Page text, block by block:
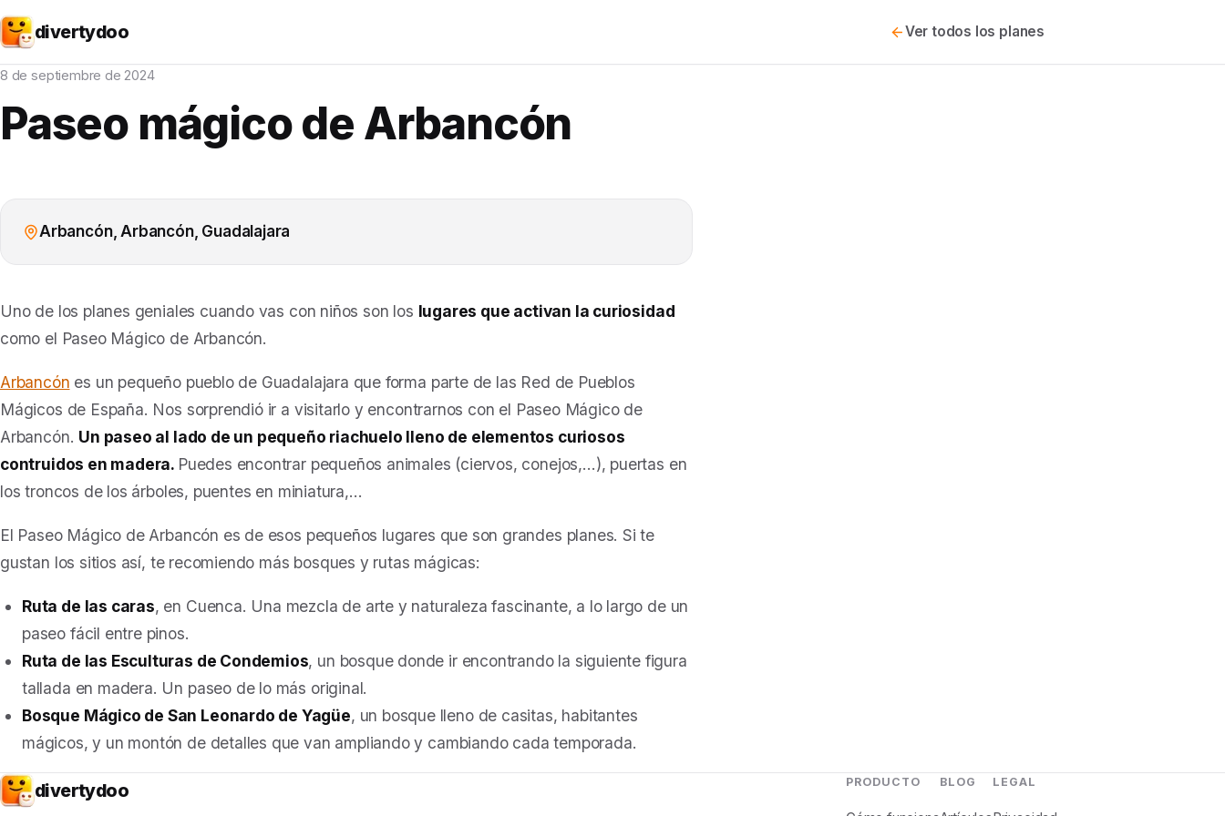
divertydoo Ver todos los planes
8 de septiembre de 2024
Paseo mágico de Arbancón
Arbancón, Arbancón, Guadalajara
Uno de los planes geniales cuando vas con niños son los lugares que activan la curiosidad
como el Paseo Mágico de Arbancón.
Arbancón es un pequeño pueblo de Guadalajara que forma parte de las Red de Pueblos
Mágicos de España. Nos sorprendió ir a visitarlo y encontrarnos con el Paseo Mágico de
Arbancón. Un paseo al lado de un pequeño riachuelo lleno de elementos curiosos
contruidos en madera. Puedes encontrar pequeños animales (ciervos, conejos,…), puertas en
los troncos de los árboles, puentes en miniatura,…
El Paseo Mágico de Arbancón es de esos pequeños lugares que son grandes planes. Si te
gustan los sitios así, te recomiendo más bosques y rutas mágicas:
Ruta de las caras, en Cuenca. Una mezcla de arte y naturaleza fascinante, a lo largo de un
paseo fácil entre pinos.
Ruta de las Esculturas de Condemios, un bosque donde ir encontrando la siguiente figura
tallada en madera. Un paseo de lo más original.
Bosque Mágico de San Leonardo de Yagüe, un bosque lleno de casitas, habitantes
mágicos, y un montón de detalles que van ampliando y cambiando cada temporada.
divertydoo PRODUCTO BLOG LEGAL